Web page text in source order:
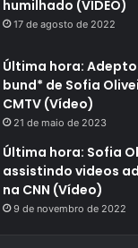
humilhado (VÍDEO)
17 de agosto de 2022
Última hora:
bund* de Sofia
CMTV (Vídeo)
21 de maio de 2023
Última hora: Sofia
assistindo videos
na CNN (Vídeo)
9 de novembro de 2022